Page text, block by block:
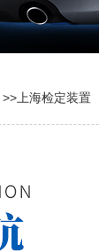
>> 上海检定装置